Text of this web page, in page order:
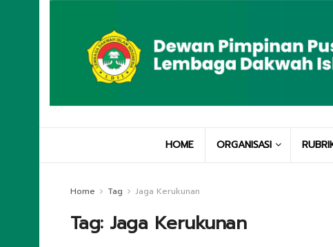
HOME ORGANISASI
Home Tag Jaga Kerukunan
Tag: Jaga Kerukunan